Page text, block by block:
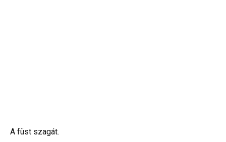
A füst szagát.